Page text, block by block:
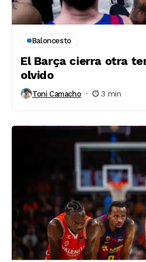
Baloncesto
El Barça cierra otra
olvido
Toni Camacho 3 min